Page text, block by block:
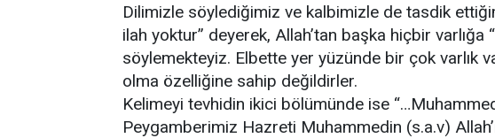
Dilimizle söylediğimiz ve kalbimizle de tasdik
ilah yoktur” deyerek, Allah’tan başka hiçbir varlığa
söylemekteyiz. Elbette yer yüzünde bir çok varlık
olma özelliğine sahip değildirler.
Kelimeyi tevhidin ikici bölümünde ise
Peygamberimiz Hazreti Muhammedin (s.a.v)